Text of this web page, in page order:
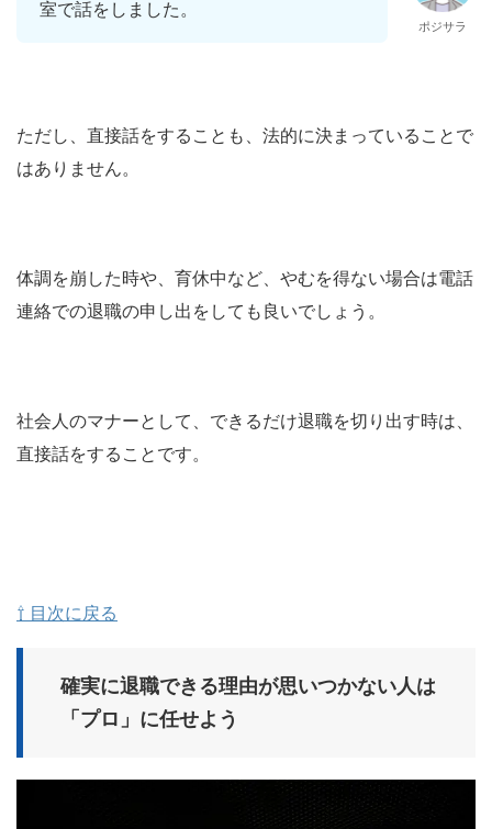
室で話をしました。
ポジサラ
ただし、直接話をすることも、法的に決まっていることで
はありません。
体調を崩した時や、育休中など、やむを得ない場合は電話
連絡での退職の申し出をしても良いでしょう。
社会人のマナーとして、できるだけ退職を切り出す時は、
直接話をすることです。
⇧ 目次に戻る
確実に退職できる理由が思いつかない人は
「プロ」に任せよう